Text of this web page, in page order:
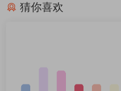
猜你喜欢